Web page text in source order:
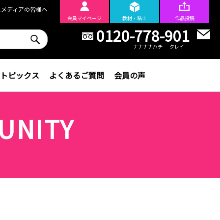
会員マイページ 教材・粘土 作品投稿
0120-778-901
ナナナナハチ クレイ
ディアの皆様へ
トピックス よくあるご質問 会員の声